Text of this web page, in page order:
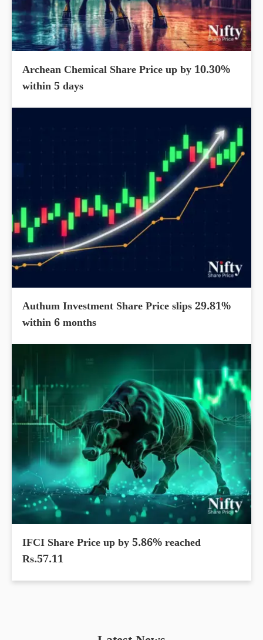
Archean Chemical Share Price up by 10.30%
within 5 days
Authum Investment Share Price slips 29.81%
within 6 months
IFCI Share Price up by 5.86% reached
Rs.57.11